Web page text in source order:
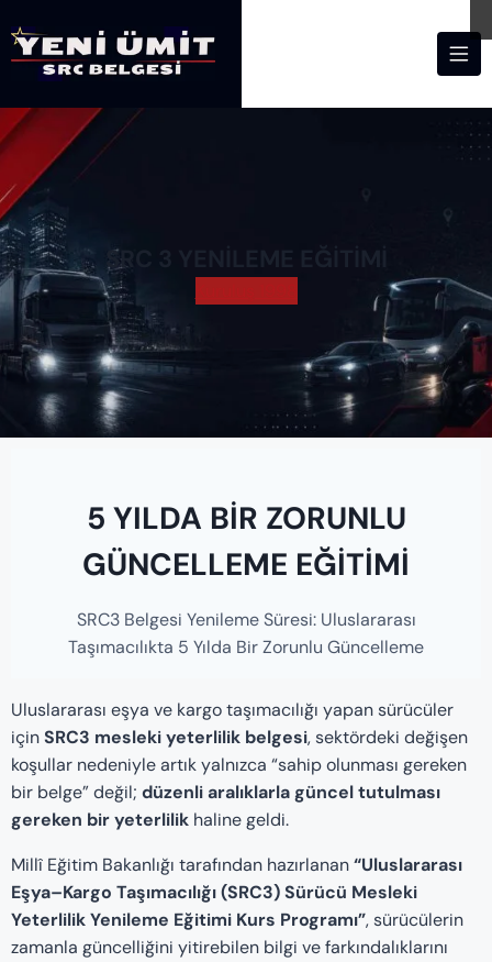
SRC 3 YENİLEME EĞİTİMİ
5 YILDA BIR ZORUNLU
GÜNCELLEME EĞİTİMİ
SRC3 Belgesi Yenileme Süresi: Uluslararası
Taşımacılıkta 5 Yılda Bir Zorunlu Güncelleme
Uluslararası eşya ve kargo taşımacılığı yapan sürücüler
içinSRC3 mesleki yeterlilik belgesi, sektördeki değişen
koşullar nedeniyle artık yalnızca “sahip olunması gereken
bir belge” değil; düzenli aralıklarla güncel tutulması
gereken bir yeterlilik haline geldi.
Millî Eğitim Bakanlığı tarafından hazırlanan“Uluslararası
Eşya–Kargo Taşımacılığı (SRC3) Sürücü Mesleki
Yeterlilik Yenileme Eğitimi Kurs Programı”, sürücülerin
zamanla güncelliğini yitirebilen bilgi ve farkındalıklarını